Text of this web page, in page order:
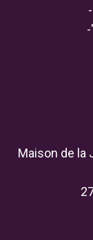
Maison de la